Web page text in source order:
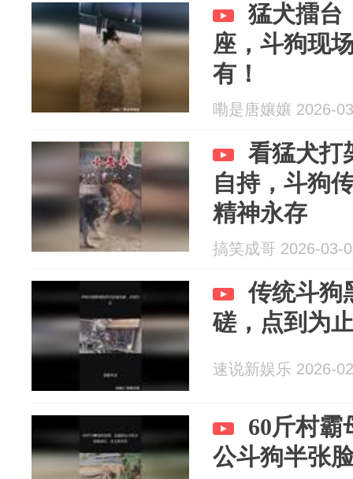
猛犬擂台
座，斗狗现
有！
嘞是唐孃孃 2026-
看猛犬打
自持，斗狗
精神永存
搞笑成哥 2026-03-
传统斗狗
磋，点到为
速说新娱乐 2026-
60斤村霸
公斗狗半张